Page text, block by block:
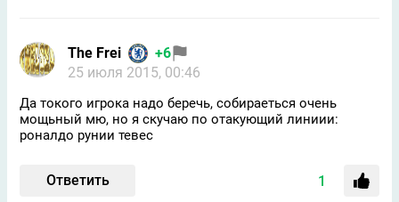
The Frei
+6
25 июля 2015, 00:46
Да токого игрока надо беречь, собираеться очень
мощьный мю, но я скучаю по отакующий линиии:
роналдо рунии тевес
Ответить 1